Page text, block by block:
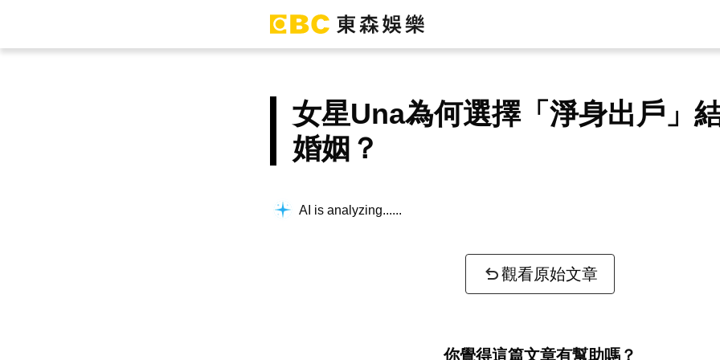
女星Una為何選擇「淨身出戶」
婚姻？
AI is analyzing...
觀看原始文章
你覺得這篇文章有幫助嗎？